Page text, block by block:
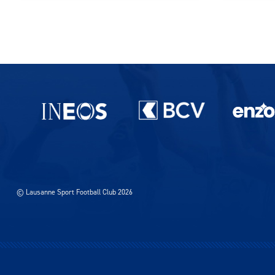
Partenaires du lausanne-Sport
© Lausanne Sport Football Club 2026